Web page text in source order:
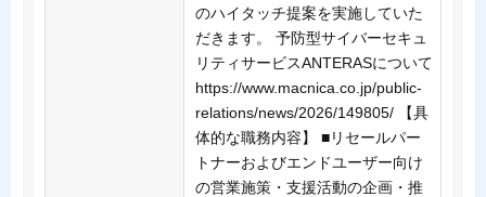
のハイタッチ提案を実施していた
だきます。 予防型サイバーセキュ
リティサービスANTERASについて
https://www.macnica.co.jp/public-
relations/news/2026/149805/ 【具
体的な職務内容】 ■リセールパー
トナーおよびエンドユーザー向け
の営業施策・支援活動の企画・推